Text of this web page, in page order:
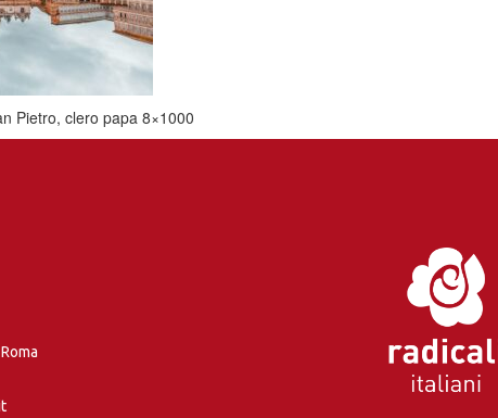
Pietro, clero papa 8×1000